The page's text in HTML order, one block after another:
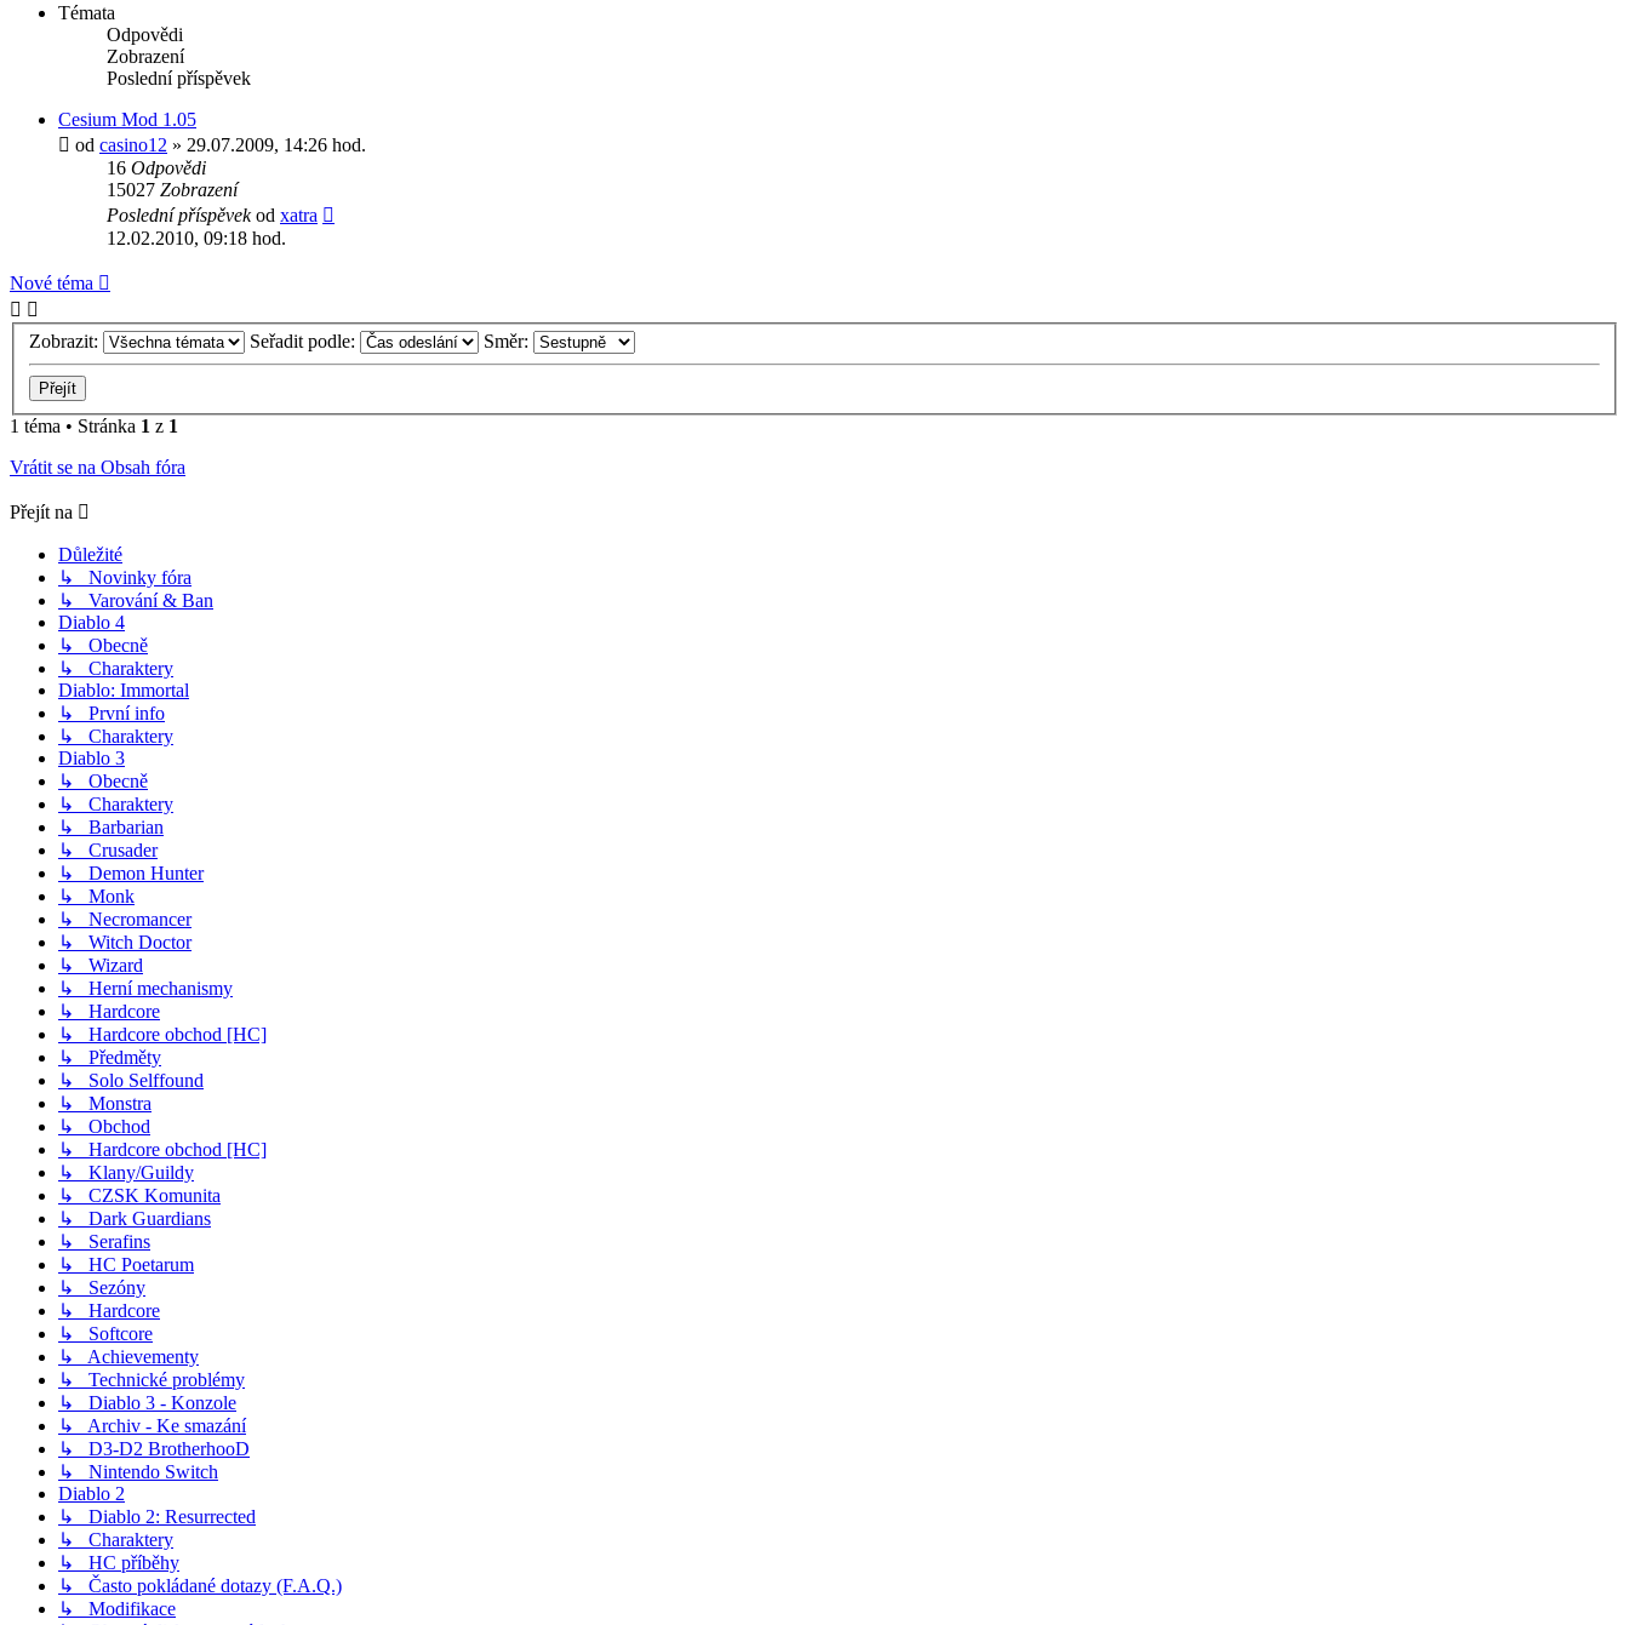
Témata
Odpovědi
Zobrazení
Poslední příspěvek
Cesium Mod 1.05
od casino12 » 29.07.2009, 14:26 hod.
16 Odpovědi
15027 Zobrazení
Poslední příspěvekod xatra
12.02.2010, 09:18 hod.
Nové téma
Zobrazit: Seřadit podle: Směr:
1 téma • Stránka 1 z 1
Vrátit se na Obsah fóra
Přejít na
Důležité
↳ Novinky fóra
↳ Varování & Ban
Diablo 4
↳ Obecně
↳ Charaktery
Diablo: Immortal
↳ První info
↳ Charaktery
Diablo 3
↳ Obecně
↳ Charaktery
↳ Barbarian
↳ Crusader
↳ Demon Hunter
↳ Monk
↳ Necromancer
↳ Witch Doctor
↳ Wizard
↳ Herní mechanismy
↳ Hardcore
↳ Hardcore obchod [HC]
↳ Předměty
↳ Solo Selffound
↳ Monstra
↳ Obchod
↳ Hardcore obchod [HC]
↳ Klany/Guildy
↳ CZSK Komunita
↳ Dark Guardians
↳ Serafins
↳ HC Poetarum
↳ Sezóny
↳ Hardcore
↳ Softcore
↳ Achievementy
↳ Technické problémy
↳ Diablo 3 - Konzole
↳ Archiv - Ke smazání
↳ D3-D2 BrotherhooD
↳ Nintendo Switch
Diablo 2
↳ Diablo 2: Resurrected
↳ Charaktery
↳ HC příběhy
↳ Často pokládané dotazy (F.A.Q.)
↳ Modifikace